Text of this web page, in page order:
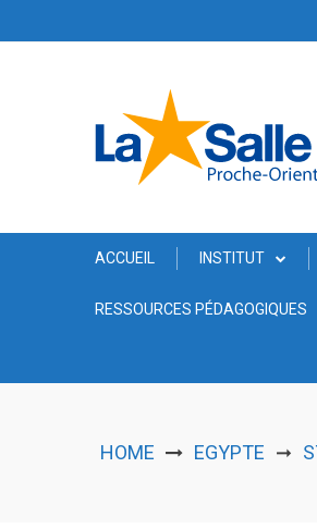
ACCUEIL INSTITUT
RESSOURCES PÉDAGOGIQUES
HOME EGYPTE ➞